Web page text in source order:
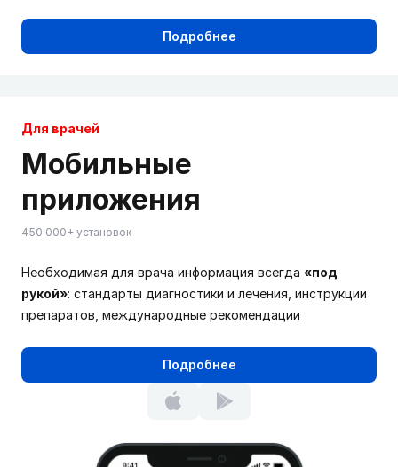
Подробнее
Для врачей
Мобильные
приложения
450 000+ установок
Необходимая для врача информация всегда «под
рукой»: стандарты диагностики и лечения, инструкции
препаратов, международные рекомендации
Подробнее